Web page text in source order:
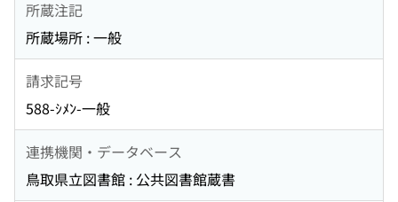
所蔵注記
所蔵場所 : 一般
請求記号
588-ｼﾒﾝ-一般
連携機関・データベース
鳥取県立図書館 : 公共図書館蔵書